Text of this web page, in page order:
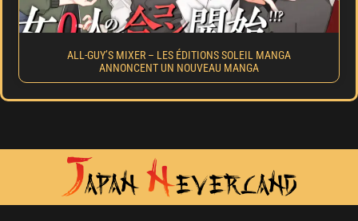
ALL-GUY’S MIXER – LES ÉDITIONS SOLEIL MANGA
ANNONCENT UN NOUVEAU MANGA